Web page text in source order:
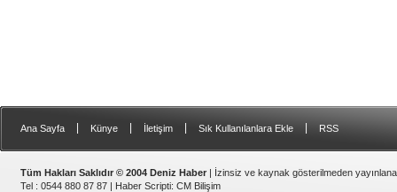
Ana Sayfa Künye İletişim Sık Kullanılanlara Ekle RSS
Tüm Hakları Saklıdır © 2004 Deniz Haber | İzinsiz ve kaynak gösterilmeden
Tel : 0544 880 87 87 | Haber Scripti: CM Bilişim